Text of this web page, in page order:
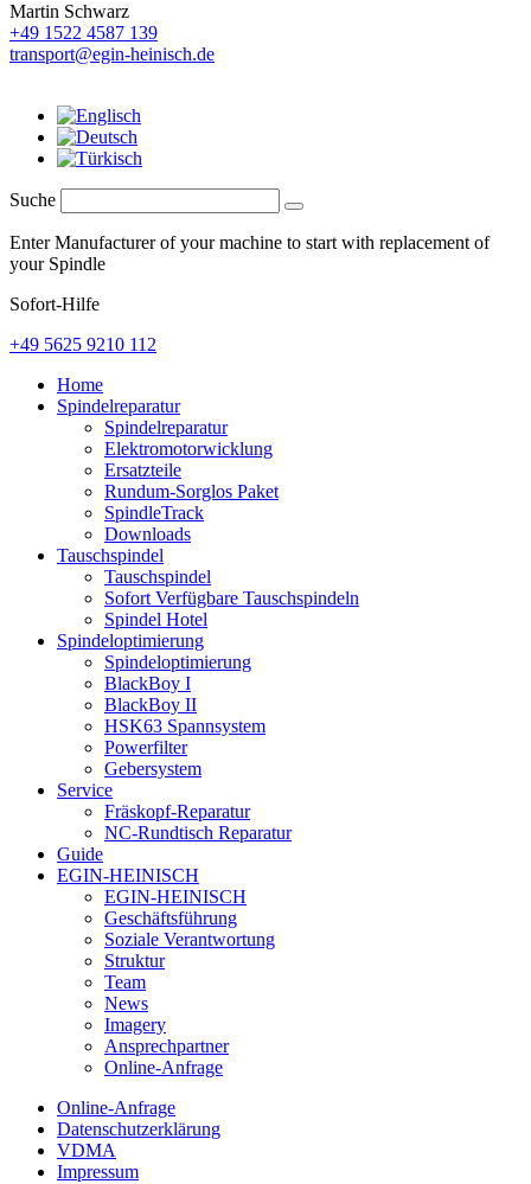
Martin Schwarz
+49 1522 4587 139
transport@egin-heinisch.de
Suche
Enter Manufacturer of your machine to start with replacement of
your Spindle
Sofort-Hilfe
+49 5625 9210 112
Home
Spindelreparatur
Spindelreparatur
Elektromotorwicklung
Ersatzteile
Rundum-Sorglos Paket
SpindleTrack
Downloads
Tauschspindel
Tauschspindel
Sofort Verfügbare Tauschspindeln
Spindel Hotel
Spindeloptimierung
Spindeloptimierung
BlackBoy I
BlackBoy II
HSK63 Spannsystem
Powerfilter
Gebersystem
Service
Fräskopf-Reparatur
NC-Rundtisch Reparatur
Guide
EGIN-HEINISCH
EGIN-HEINISCH
Geschäftsführung
Soziale Verantwortung
Struktur
Team
News
Imagery
Ansprechpartner
Online-Anfrage
Online-Anfrage
Datenschutzerklärung
VDMA
Impressum